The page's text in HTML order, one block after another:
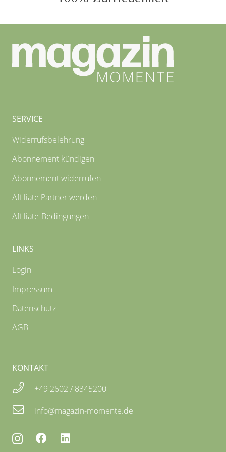
SERVICE
Widerrufsbelehrung
Abonnement kündigen
Abonnement widerrufen
Affiliate Partner werden
Affiliate-Bedingungen
LINKS
Login
Impressum
Datenschutz
AGB
KONTAKT
+49 2602 / 8345200
info@magazin-momente.de